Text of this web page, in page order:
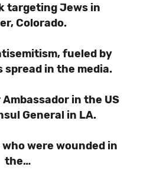
targeting Jews in
Colorado.
fueled by
spread in the media.
in the US
General in LA.
were wounded in
the…